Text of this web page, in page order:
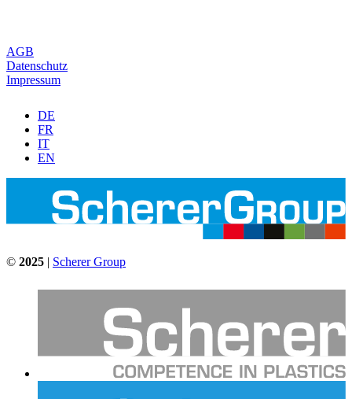
AGB
Datenschutz
Impressum
DE
FR
IT
EN
© 2025 | Scherer Group